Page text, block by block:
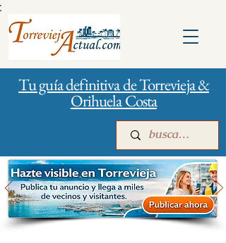
Tu guía definitiva de Torrevieja &
Orihuela Costa
Inicio Publicidad